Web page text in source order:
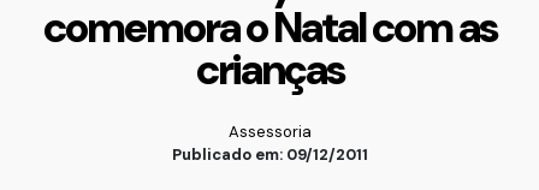
comemora o Natal com as
crianças
Assessoria
Publicado em: 09/12/2011